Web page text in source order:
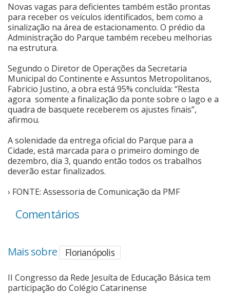
Fale Conosco
Novas vagas para deficientes também estão prontas
para receber os veículos identificados, bem como a
sinalização na área de estacionamento. O prédio da
Administração do Parque também recebeu melhorias
na estrutura.
Segundo o Diretor de Operações da Secretaria
Municipal do Continente e Assuntos Metropolitanos,
Fabricio Justino, a obra está 95% concluída: “Resta
agora somente a finalização da ponte sobre o lago e a
quadra de basquete receberem os ajustes finais”,
afirmou.
A solenidade da entrega oficial do Parque para a
Cidade, está marcada para o primeiro domingo de
dezembro, dia 3, quando então todos os trabalhos
deverão estar finalizados.
› FONTE: Assessoria de Comunicação da PMF
Comentários
Mais sobre Florianópolis
II Congresso da Rede Jesuíta de Educação Básica tem
participação do Colégio Catarinense